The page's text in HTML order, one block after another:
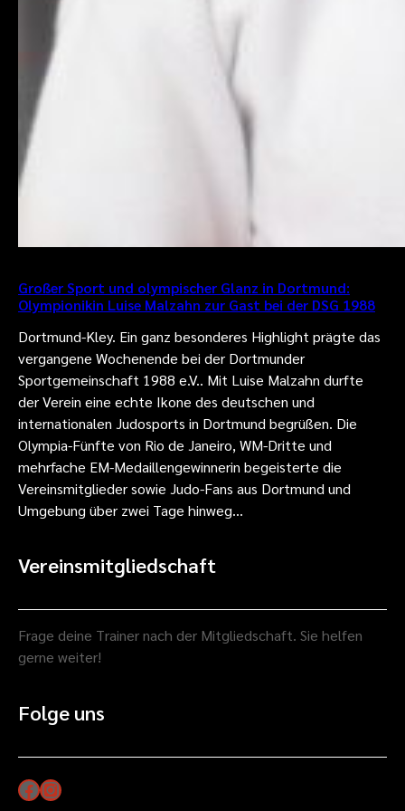
Großer Sport und olympischer Glanz in Dortmund:
Olympionikin Luise Malzahn zur Gast bei der DSG 1988
Dortmund-Kley. Ein ganz besonderes Highlight prägte das
vergangene Wochenende bei der Dortmunder
Sportgemeinschaft 1988 e.V.. Mit Luise Malzahn durfte
der Verein eine echte Ikone des deutschen und
internationalen Judosports in Dortmund begrüßen. Die
Olympia-Fünfte von Rio de Janeiro, WM-Dritte und
mehrfache EM-Medaillengewinnerin begeisterte die
Vereinsmitglieder sowie Judo-Fans aus Dortmund und
Umgebung über zwei Tage hinweg…
Vereinsmitgliedschaft
Frage deine Trainer nach der Mitgliedschaft. Sie helfen
gerne weiter!
Folge uns
Facebook Instagram